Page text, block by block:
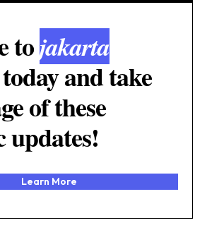
tojakarta
today and take
of these
updates!
Learn More